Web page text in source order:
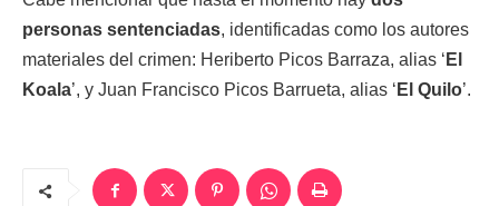
personas sentenciadas, identificadas como los autores
materiales del crimen: Heriberto Picos Barraza, alias ‘ El
Koala’, y Juan Francisco Picos Barrueta, alias ‘ El Quilo’.